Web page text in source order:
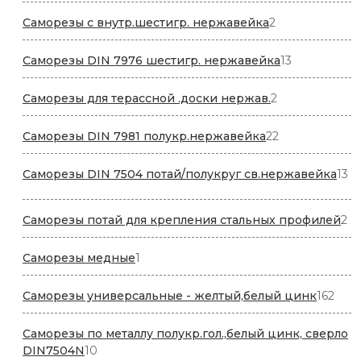
Саморезы с внутр.шестигр. нержавейка2
товара
Саморезы DIN 7976 шестигр. нержавейка13
товаров
Саморезы для терассной .доски нержав.2
товара
Саморезы DIN 7981 полукр.нержавейка22
товара
Саморезы DIN 7504 потай/полукруг св.нержавейка13
Саморезы потай для крепления стальных профилей2
Саморезы медные1
товар
Саморезы универсальные - желтый,белый цинк162
Саморезы по металлу полукр.гол.,белый цинк, сверло
DIN7504N10